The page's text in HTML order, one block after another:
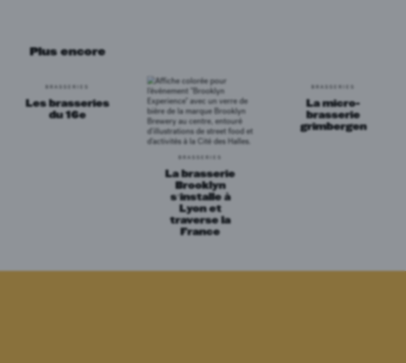
Plus encore
Les brasseries
du 16e
La brasserie
Brooklyn
s’installe à
Lyon et
traverse la
France
La micro-
brasserie
grimbergen